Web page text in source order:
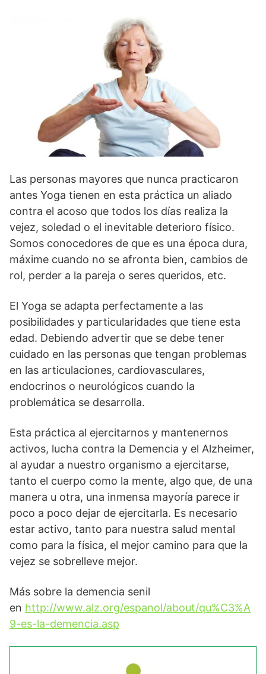
Las personas mayores que nunca practicaron
antes Yoga tienen en esta práctica un aliado
contra el acoso que todos los días realiza la
vejez, soledad o el inevitable deterioro físico.
Somos conocedores de que es una época dura,
máxime cuando no se afronta bien, cambios de
rol, perder a la pareja o seres queridos, etc.
El Yoga se adapta perfectamente a las
posibilidades y particularidades que tiene esta
edad. Debiendo advertir que se debe tener
cuidado en las personas que tengan problemas
en las articulaciones, cardiovasculares,
endocrinos o neurológicos cuando la
problemática se desarrolla.
Esta práctica al ejercitarnos y mantenernos
activos, lucha contra la Demencia y el Alzheimer,
al ayudar a nuestro organismo a ejercitarse,
tanto el cuerpo como la mente, algo que, de una
manera u otra, una inmensa mayoría parece ir
poco a poco dejar de ejercitarla. Es necesario
estar activo, tanto para nuestra salud mental
como para la física, el mejor camino para que la
vejez se sobrelleve mejor.
Más sobre la demencia senil
en http://www.alz.org/espanol/about/qu%C3%A
9-es-la-demencia.asp